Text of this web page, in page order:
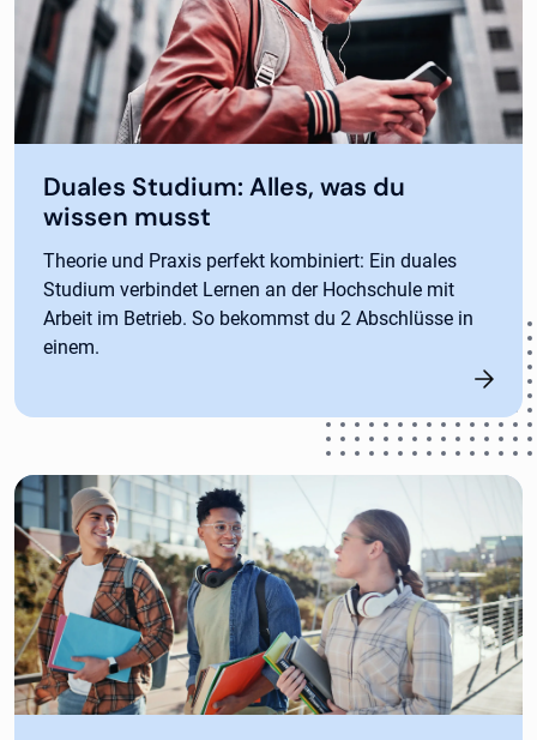
Duales Studium: Alles, was du
wissen musst
Theorie und Praxis perfekt kombiniert: Ein duales
Studium verbindet Lernen an der Hochschule mit
Arbeit im Betrieb. So bekommst du 2 Abschlüsse in
einem.